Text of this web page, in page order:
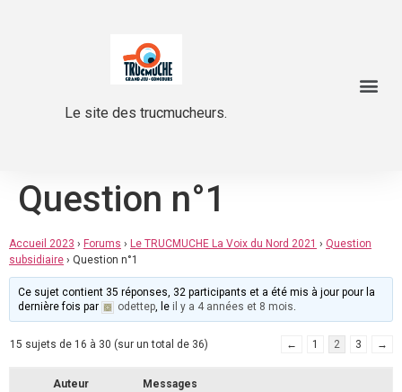
Le site des trucmucheurs.
Question n°1
Accueil 2023 › Forums › Le TRUCMUCHE La Voix du Nord 2021 › Question
subsidiaire › Question n°1
Ce sujet contient 35 réponses, 32 participants et a été mis à jour pour la
dernière fois par
odettep, le il y a 4 années et 8 mois.
15 sujets de 16 à 30 (sur un total de 36) ← 1 2 3 →
Auteur Messages